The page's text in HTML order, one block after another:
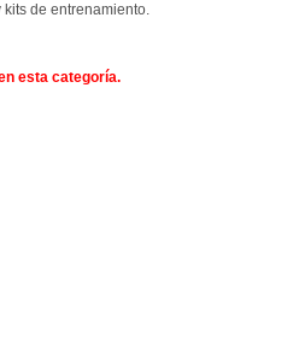
de entrenamiento.
esta categoría.